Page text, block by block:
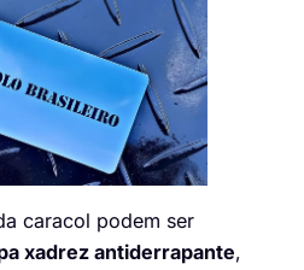
caracol podem ser
xadrez antiderrapante,